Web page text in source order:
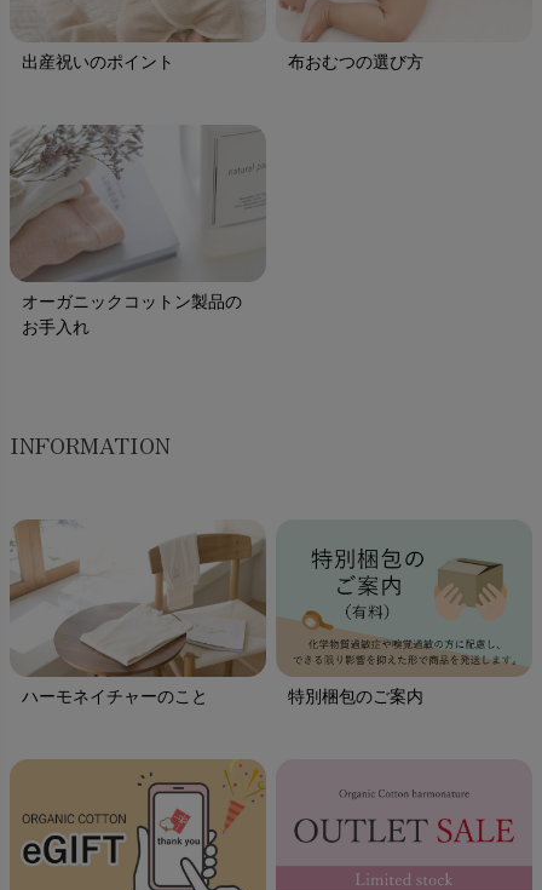
出産祝いのポイント 布おむつの選び方
オーガニックコットン製品の
お手入れ
INFORMATION
ハーモネイチャーのこと 特別梱包のご案内